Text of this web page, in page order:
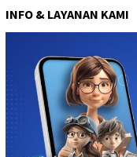
INFO & LAYANAN KAMI